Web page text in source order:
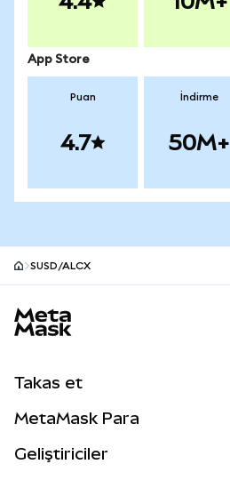
App Store
Puan
4.7
İndirme
50M+
SUSD/ALCX
Takas et
Perps
MetaMask Para
Geliştiriciler